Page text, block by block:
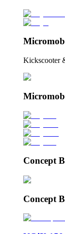
Kickscooter
Concept
Concept